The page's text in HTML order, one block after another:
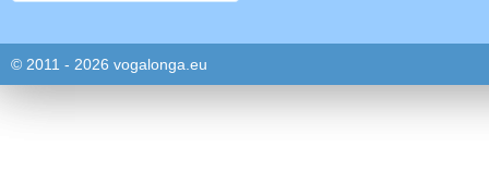
© 2011 - 2026 vogalonga.eu